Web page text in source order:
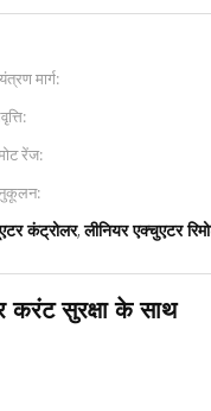
मार्ग:
रेंज:
कंट्रोलर,लीनियर एक्चुएटर
करंट सुरक्षा के साथ